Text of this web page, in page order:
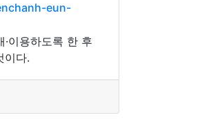
eun-
이용하도록 한 후
이다.